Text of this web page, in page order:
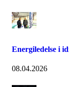
Energiledelse i
08.04.2026